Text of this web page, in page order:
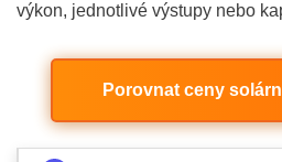
výkon, jednotlivé výstupy nebo
Porovnat ceny